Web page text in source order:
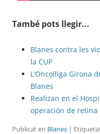
També pots llegir...
Blanes contra les
la CUP
L’Oncolliga Girona
Blanes
Realizan en el
operación de retina
Publicat en Blanes |